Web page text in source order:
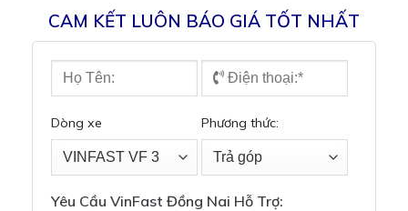
CAM KẾT LUÔN BÁO GIÁ TỐT NHẤT
Dòng xe Phương thức:
Yêu Cầu VinFast Đồng Nai Hỗ Trợ: